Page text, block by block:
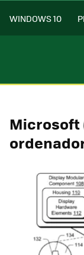
WINDOWS 10
Microsoft